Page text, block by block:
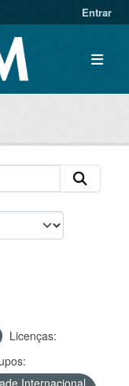
Entrar
Licenças:
Internacional